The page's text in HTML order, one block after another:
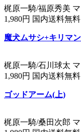
梶原一騎/福原秀美
1,980円 国内送料無
魔犬ムサシ+キリマ
梶原一騎/石川球太
1,980円 国内送料無
ゴッドアーム(上)
梶原一騎/桑田次郎